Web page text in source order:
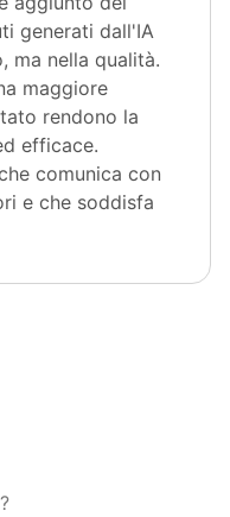
generati dall'IA
ma nella qualità.
maggiore
rendono la
efficace.
comunica con
e che soddisfa